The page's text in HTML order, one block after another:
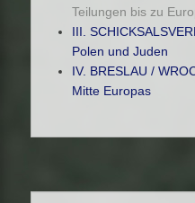
Teilungen bis zu
III.
Polen und Juden
IV. BRESLAU /
Mitte Europas